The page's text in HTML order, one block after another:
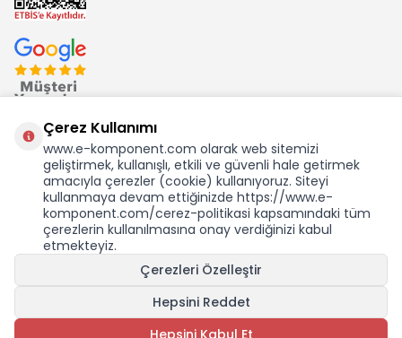
KDV Dahil Birim Fiyat
SEPETE EKLE
Ekom Elk. Elektronik San. ve Tic. A.Ş.'nin Tescilli Bir Markasıdır
Çerez Kullanımı
www.e-komponent.com olarak web sitemizi
geliştirmek, kullanışlı, etkili ve güvenli hale getirmek
amacıyla çerezler (cookie) kullanıyoruz. Siteyi
kullanmaya devam ettiğinizde https://www.e-
komponent.com/cerez-politikasi kapsamındaki tüm
çerezlerin kullanılmasına onay verdiğinizi kabul
etmekteyiz.
Çerezleri Özelleştir
Hepsini Reddet
Hepsini Kabul Et